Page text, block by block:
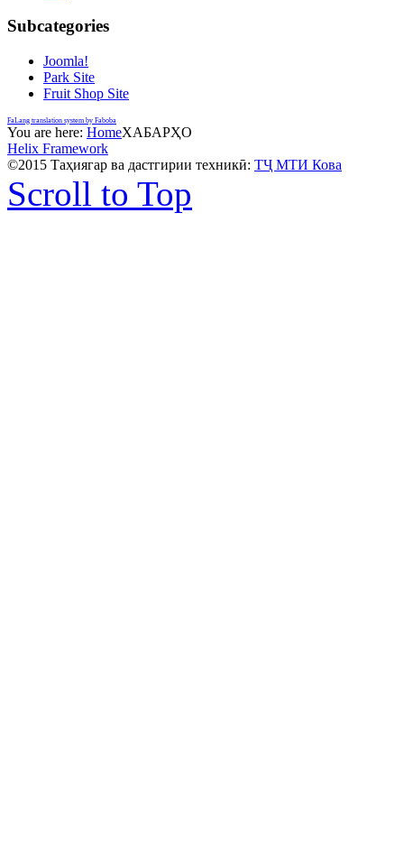
Subcategories
Joomla!
Park Site
Fruit Shop Site
FaLang translation system by Faboba
You are here: HomeХАБАРҲО
Helix Framework
©2015 Таҳиягар ва дастгирии техникӣ: ТҶ МТИ Кова
Scroll to Top